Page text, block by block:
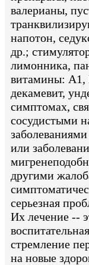
валерианы,
напотон,
др.;
лимонника,
витамины: А1,
декамевит,
симптомах,
сосудистыми
или
другими
серьезная
Их лечение --
стремление
на новые